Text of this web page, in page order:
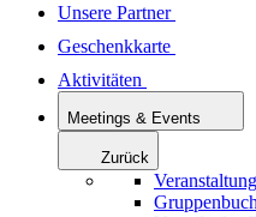
Unsere Partner
Geschenkkarte
Aktivitäten
Meetings & Events
Zurück